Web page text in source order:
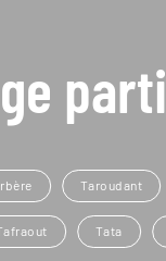
Taroudant
Tata